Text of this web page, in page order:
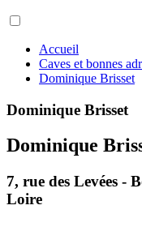
Accueil
Caves et bonnes
Dominique Brisset
Dominique Brisset
Dominique
7, rue des Levées -
Loire